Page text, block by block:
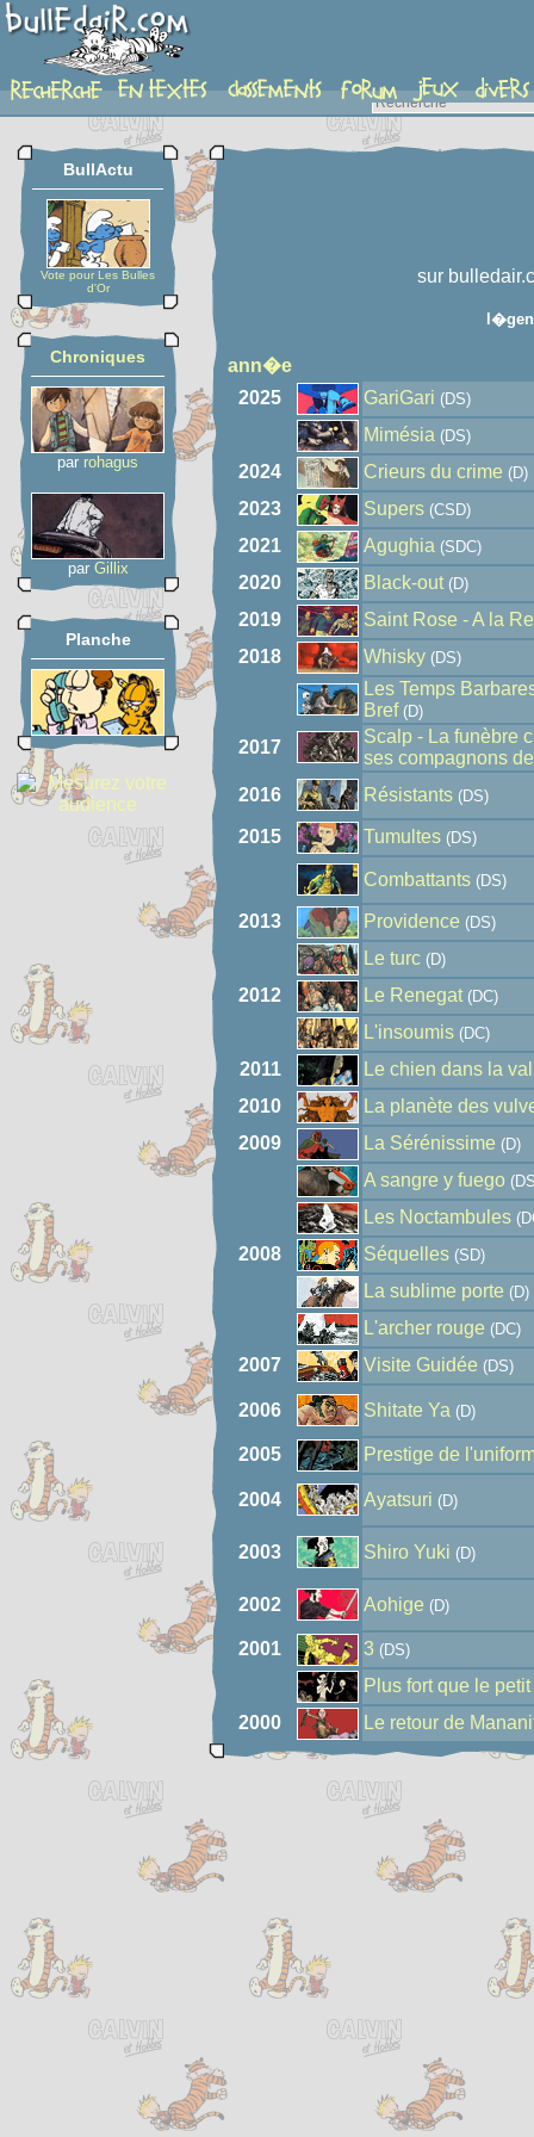
auteur
BullActu
Vote pour Les Bulles
d'Or
Chroniques
par rohagus
par Gillix
Planche
sur
ann�e
2025
GariGari (DS)
Mimésia (DS)
2024 Crieurs du crime (D)
2023 Supers (CSD)
2021 Agughia (SDC)
2020 Black-out(D)
2019
Saint Rose - A la
2018
Whisky (DS)
Les Temps
Bref(D)
2017
Scalp - La funèbre
ses compagnons
2016
Résistants (DS)
2015 Tumultes (DS)
Combattants (DS)
2013 Providence (DS)
Le turc (D)
2012 Le Renegat(DC)
L'insoumis (DC)
2011
Le chien dans la
2010
La planète des
2009
La Sérénissime (D)
A sangre y fuego
Les Noctambules
2008 Séquelles (SD)
La sublime porte (D)
L'archer rouge (DC)
2007 Visite Guidée (DS)
2006 Shitate Ya (D)
2005 Prestige de
2004 Ayatsuri (D)
2003 Shiro Yuki (D)
2002 Aohige (D)
2001 3 (DS)
Plus fort que le
2000
Le retour de